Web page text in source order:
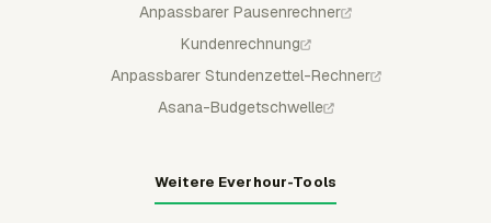
Anpassbarer Pausenrechner
Kundenrechnung
Anpassbarer Stundenzettel-Rechner
Asana-Budgetschwelle
Weitere Everhour-Tools